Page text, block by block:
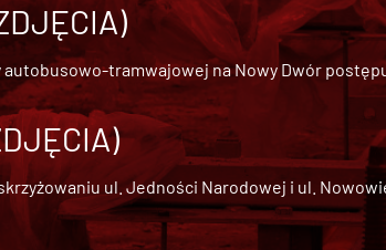
autobusowo-tramwajowej na Nowy Dwór
ul. Jedności Narodowej i ul.